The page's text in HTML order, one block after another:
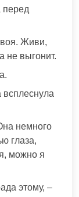
Живи,
не выгонит.
немного
глаза,
можно я
этому, –